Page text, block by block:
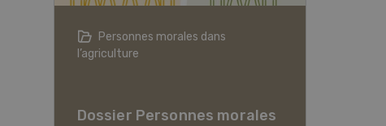
Personnes morales dans
l’agriculture
Dossier Personnes morales